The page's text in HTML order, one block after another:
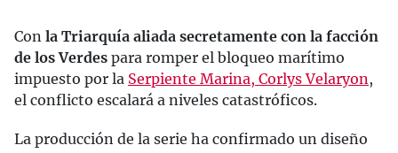
Con la Triarquía aliada secretamente con la facción
de los Verdes para romper el bloqueo marítimo
impuesto por la Serpiente Marina, Corlys Velaryon,
el conflicto escalará a niveles catastróficos.
La producción de la serie ha confirmado un diseño